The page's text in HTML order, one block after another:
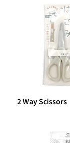
2 Way Scissors